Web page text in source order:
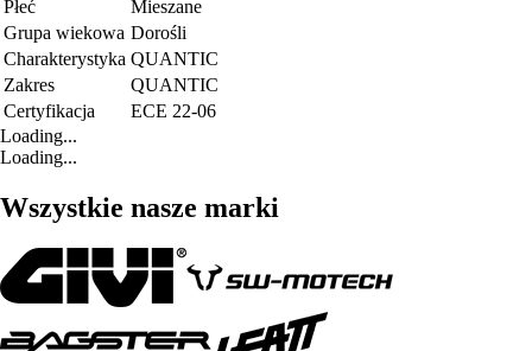
Płeć
Mieszane
Grupa wiekowa Dorośli
Charakterystyka QUANTIC
Zakres
QUANTIC
Certyfikacja
ECE 22-06
Loading...
Loading...
Wszystkie nasze marki